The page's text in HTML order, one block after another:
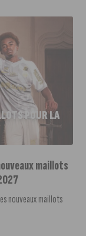
POUR LA
maillots
nouveaux maillots